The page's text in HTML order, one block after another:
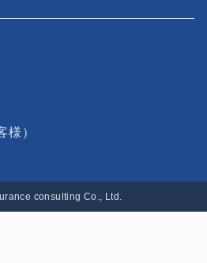
様）
consulting Co., Ltd.